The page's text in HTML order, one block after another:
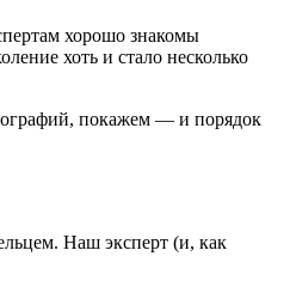
хорошо знакомы
хоть и стало несколько
покажем — и порядок
Наш эксперт (и, как